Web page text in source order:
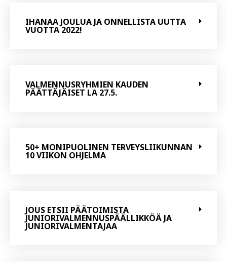
IHANAA JOULUA JA ONNELLISTA UUTTA
VUOTTA 2022!
VALMENNUSRYHMIEN KAUDEN
PÄÄTTÄJÄISET LA 27.5.
50+ MONIPUOLINEN TERVEYSLIIKUNNAN
10 VIIKON OHJELMA
JOUS ETSII PÄÄTOIMISTA
JUNIORIVALMENNUSPÄÄLLIKKÖÄ JA
JUNIORIVALMENTAJAA